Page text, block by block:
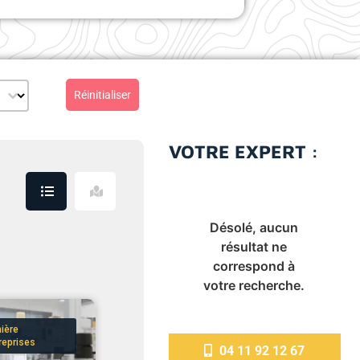
partenaire (select)
Réinitialiser
VOTRE EXPERT :
Désolé, aucun
résultat ne
correspond à
votre recherche.
04 11 92 12 67